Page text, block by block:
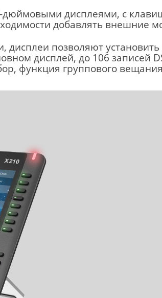
дюймовыми дисплеями, с
добавлять внешние
позволяют установить
дисплей, до 106 записей
функция группового